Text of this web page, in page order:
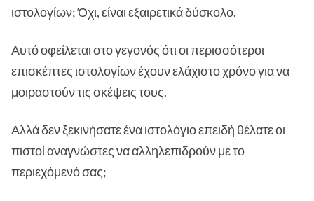
ιστολογίων; Όχι, είναι εξαιρετικά δύσκολο.
Αυτό οφείλεται στο γεγονός ότι οι περισσότεροι
επισκέπτες ιστολογίων έχουν ελάχιστο χρόνο για να
μοιραστούν τις σκέψεις τους.
Αλλά δεν ξεκινήσατε ένα ιστολόγιο επειδή θέλατε οι
πιστοί αναγνώστες να αλληλεπιδρούν με το
περιεχόμενό σας;